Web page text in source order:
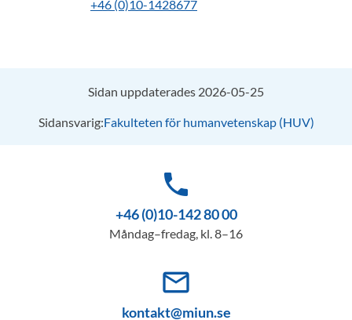
+46 (0)10-1428677
Sidan uppdaterades 2026-05-25
Sidansvarig:Fakulteten för humanvetenskap (HUV)
phone
+46 (0)10-142 80 00
Måndag–fredag, kl. 8–16
mail_outline
kontakt@miun.se